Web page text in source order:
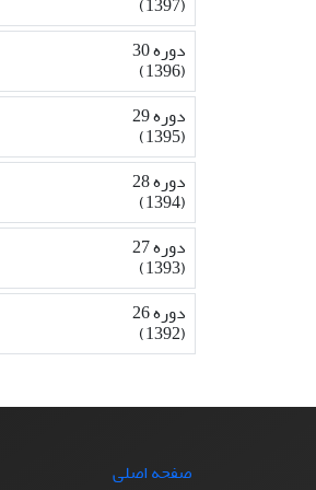
دوره 30
(1396)
دوره 29
(1395)
دوره 28
(1394)
دوره 27
(1393)
دوره 26
(1392)
صفحه اصلی